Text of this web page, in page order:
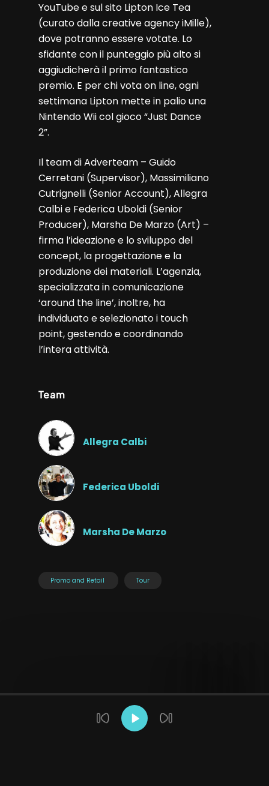
YouTube e sul sito Lipton Ice Tea
(curato dalla creative agency iMille),
dove potranno essere votate. Lo
sfidante con il punteggio più alto si
aggiudicherà il primo fantastico
premio. E per chi vota on line, ogni
settimana Lipton mette in palio una
Nintendo Wii col gioco “Just Dance
2”.
Il team di Adverteam – Guido
Cerretani (Supervisor), Massimiliano
Cutrignelli (Senior Account), Allegra
Calbi e Federica Uboldi (Senior
Producer), Marsha De Marzo (Art) –
firma l’ideazione e lo sviluppo del
concept, la progettazione e la
produzione dei materiali. L’agenzia,
specializzata in comunicazione
‘around the line’, inoltre, ha
individuato e selezionato i touch
point, gestendo e coordinando
l’intera attività.
Team
Allegra Calbi
Federica Uboldi
Marsha De Marzo
Promo and Retail Tour